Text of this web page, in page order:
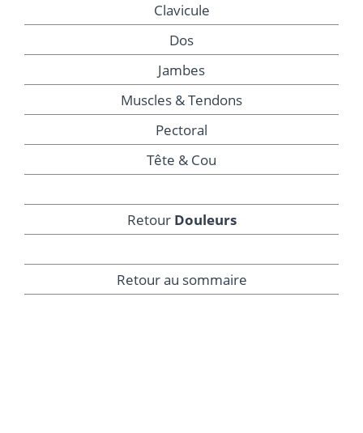
Clavicule
Dos
Jambes
Muscles & Tendons
Pectoral
Tête & Cou
Retour Douleurs
Retour au sommaire